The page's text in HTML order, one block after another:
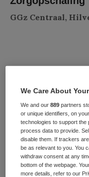
GGz Centraal,
Zorgmanagement
BRANCHE
Zelfstandige kliniek
PLAATSINGSDATUM
17 februari 2025
ERVARING
We Care About
We and our889 partners
or unique identifiers, on
technologies to support
process data to provide.
disable them. If trackers
be as relevant to you. You
withdraw consent at any
bottom of the webpage.
more details, refer to our